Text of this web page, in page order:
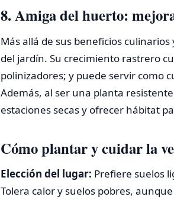
8. Amiga del huerto:
Más allá de sus beneficios
del jardín. Su crecimiento rastrero
polinizadores; y puede servir como
Además, al ser una planta
estaciones secas y ofrecer hábitat
Cómo plantar y cuidar la
Elección del lugar: Prefiere suelos
Tolera calor y suelos pobres,